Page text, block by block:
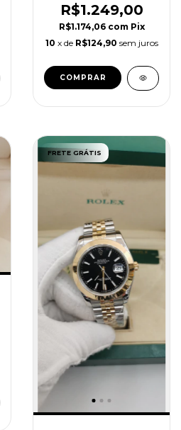
R$1.249,00
R$1.174,06 com Pix
10 x de R$124,90 sem juros
COMPRAR
FRETE GRÁTIS